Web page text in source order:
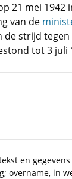
21 mei 1942
van de
strijd tegen
tot 3 juli
en
overname, in